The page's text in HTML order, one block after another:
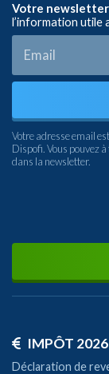
Votre newsletter
l’information utile
Votre adresse email
Dispofi. Vous pouvez
dans la newsletter.
IMPÔT 2026
Déclaration de